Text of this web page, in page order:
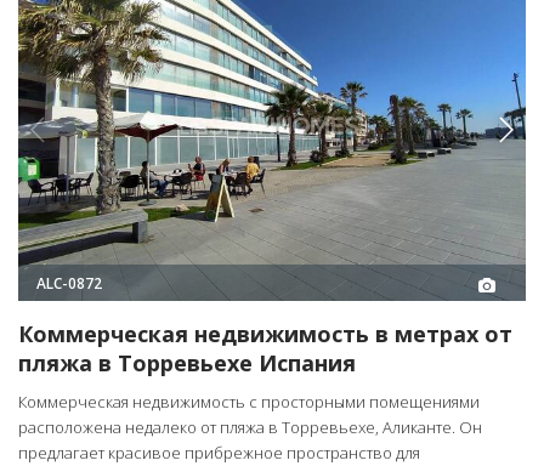
ALC-0872
Коммерческая недвижимость в метрах от
пляжа в Торревьехе Испания
Коммерческая недвижимость с просторными помещениями
расположена недалеко от пляжа в Торревьехе, Аликанте. Он
предлагает красивое прибрежное пространство для